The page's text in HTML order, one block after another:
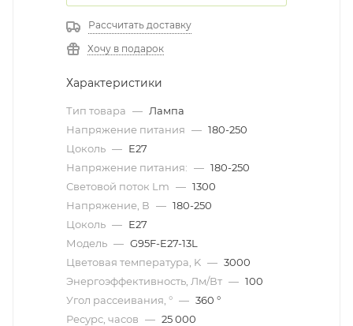
Рассчитать доставку
Хочу в подарок
Характеристики
Тип товара — Лампа
Напряжение питания — 180-250
Цоколь — Е27
Напряжение питания: — 180-250
Световой поток Lm — 1300
Напряжение, В — 180-250
Цоколь — Е27
Модель — G95F-E27-13L
Цветовая температура, K — 3000
Энергоэффективность, Лм/Вт — 100
Угол рассеивания, ° — 360 °
Ресурс, часов — 25 000